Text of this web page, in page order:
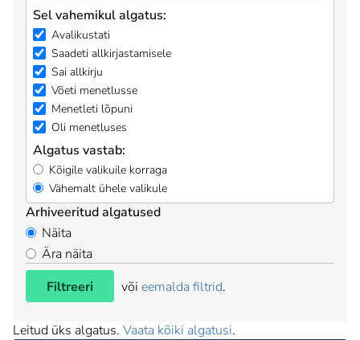
Sel vahemikul algatus:
Avalikustati
Saadeti allkirjastamisele
Sai allkirju
Võeti menetlusse
Menetleti lõpuni
Oli menetluses
Algatus vastab:
Kõigile valikuile korraga
Vähemalt ühele valikule
Arhiveeritud algatused
Näita
Ära näita
Filtreeri
või eemalda filtrid.
Leitud üks algatus. Vaata kõiki algatusi.